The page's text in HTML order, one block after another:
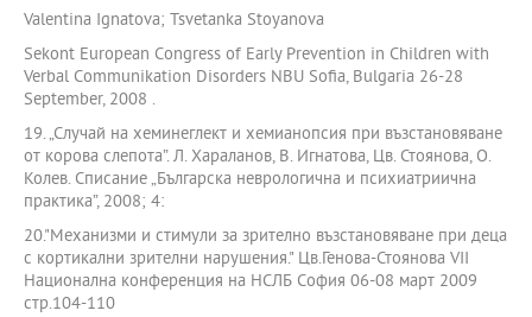
Valentina Ignatova; Tsvetanka Stoyanova
Sekont European Congress of Early Prevention in Children with
Verbal Communikation Disorders NBU Sofia, Bulgaria 26-28
September, 2008 .
19. „Случай на хеминеглект и хемианопсия при възстановяване
от корова слепота”. Л. Хараланов, В. Игнатова, Цв. Стоянова, О.
Колев. Списание „Българска неврологична и психиатриична
практика”, 2008; 4:
20."Механизми и стимули за зрително възстановяване при деца
с кортикални зрителни нарушения." Цв.Генова-Стоянова VII
Национална конференция на НСЛБ София 06-08 март 2009
стр.104-110